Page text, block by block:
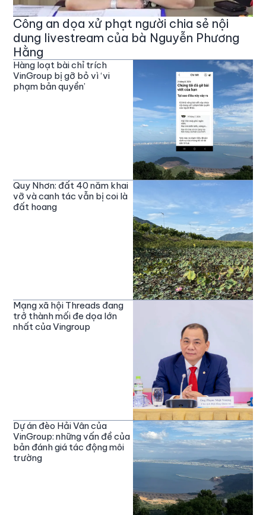
Công an dọa xử phạt người chia sẻ nội
dung livestream của bà Nguyễn Phương
Hằng
Hàng loạt bài chỉ trích
VinGroup bị gỡ bỏ vì ‘vi
phạm bản quyền’
Quy Nhơn: đất 40 năm khai
vỡ và canh tác vẫn bị coi là
đất hoang
Mạng xã hội Threads đang
trở thành mối đe dọa lớn
nhất của Vingroup
Dự án đèo Hải Vân của
VinGroup: những vấn đề của
bản đánh giá tác động môi
trường